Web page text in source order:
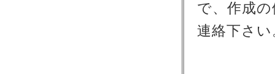
で、作成
連絡下さい